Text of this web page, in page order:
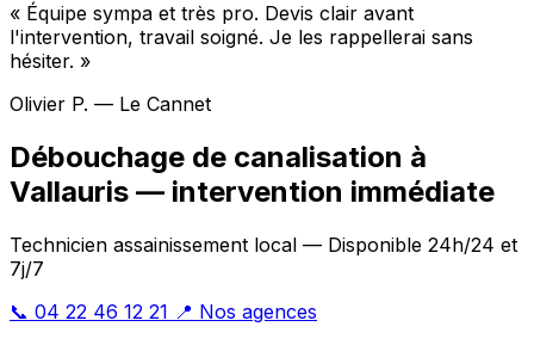
« Équipe sympa et très pro. Devis clair avant
l'intervention, travail soigné. Je les rappellerai sans
hésiter. »
Olivier P. — Le Cannet
Débouchage de canalisation à
Vallauris — intervention immédiate
Technicien assainissement local — Disponible 24h/24 et
7j/7
📞 04 22 46 12 21 📍 Nos agences